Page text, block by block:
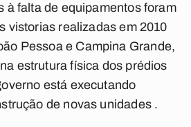
à falta de equipamentos foram
vistorias realizadas em 2010
Pessoa e Campina Grande,
estrutura física dos prédios
está executando
de novas unidades .